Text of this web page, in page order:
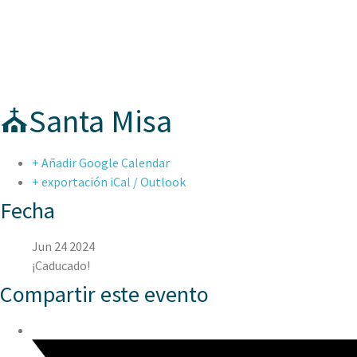
⛪Santa Misa
+ Añadir Google Calendar
+ exportación iCal / Outlook
Fecha
Jun 24 2024
¡Caducado!
Compartir este evento